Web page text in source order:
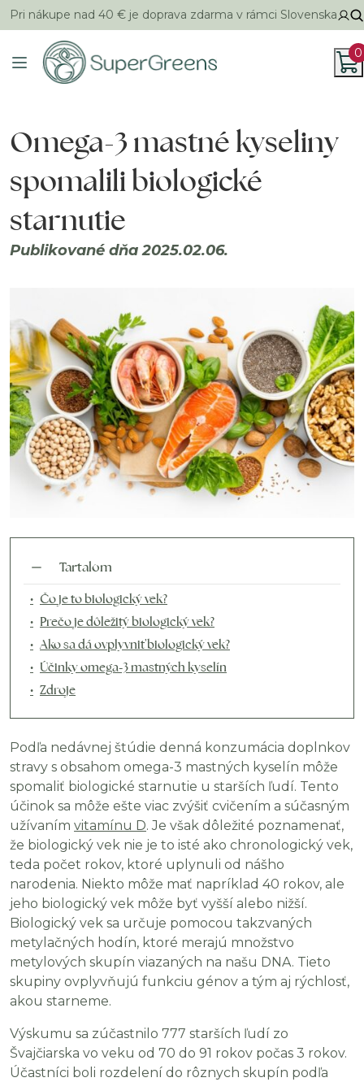
Pri nákupe nad 40 € je doprava zdarma v rámci Slovenska
0
Omega-3 mastné kyseliny
spomalili biologické
starnutie
Publikované dňa 2025.02.06.
Tartalom
Čo je to biologický vek?
Prečo je dôležitý biologický vek?
Ako sa dá ovplyvniť biologický vek?
Účinky omega-3 mastných kyselín
Zdroje
Podľa nedávnej štúdie denná konzumácia doplnkov
stravy s obsahom omega-3 mastných kyselín môže
spomaliť biologické starnutie u starších ľudí. Tento
účinok sa môže ešte viac zvýšiť cvičením a súčasným
užívaním vitamínu D. Je však dôležité poznamenať,
že biologický vek nie je to isté ako chronologický vek,
teda počet rokov, ktoré uplynuli od nášho
narodenia. Niekto môže mať napríklad 40 rokov, ale
jeho biologický vek môže byť vyšší alebo nižší.
Biologický vek sa určuje pomocou takzvaných
metylačných hodín, ktoré merajú množstvo
metylových skupín viazaných na našu DNA. Tieto
skupiny ovplyvňujú funkciu génov a tým aj rýchlosť,
akou starneme.
Výskumu sa zúčastnilo 777 starších ľudí zo
Švajčiarska vo veku od 70 do 91 rokov počas 3 rokov.
Účastníci boli rozdelení do rôznych skupín podľa